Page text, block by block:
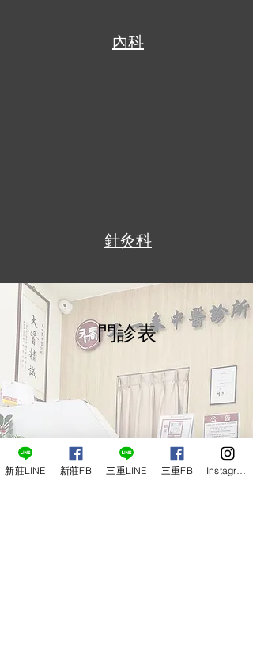
內科
針灸科
​門診表
新莊LINE 新莊FB 三重LINE 三重FB